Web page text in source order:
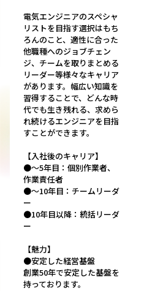
電気エンジニアのスペシャ
リストを目指す選択はもち
ろんのこと、適性に合った
他職種へのジョブチェン
ジ、チームを取りまとめる
リーダー等様々なキャリア
があります。幅広い知識を
習得することで、どんな時
代でも生き残れる、求めら
れ続けるエンジニアを目指
すことができます。
【入社後のキャリア】
●～5年目：個別作業者、
作業責任者
●～10年目：チームリーダ
ー
●10年目以降：統括リーダ
ー
【魅力】
●安定した経営基盤
創業50年で安定した基盤を
持っております。